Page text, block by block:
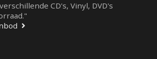
CD's, Vinyl, DVD's